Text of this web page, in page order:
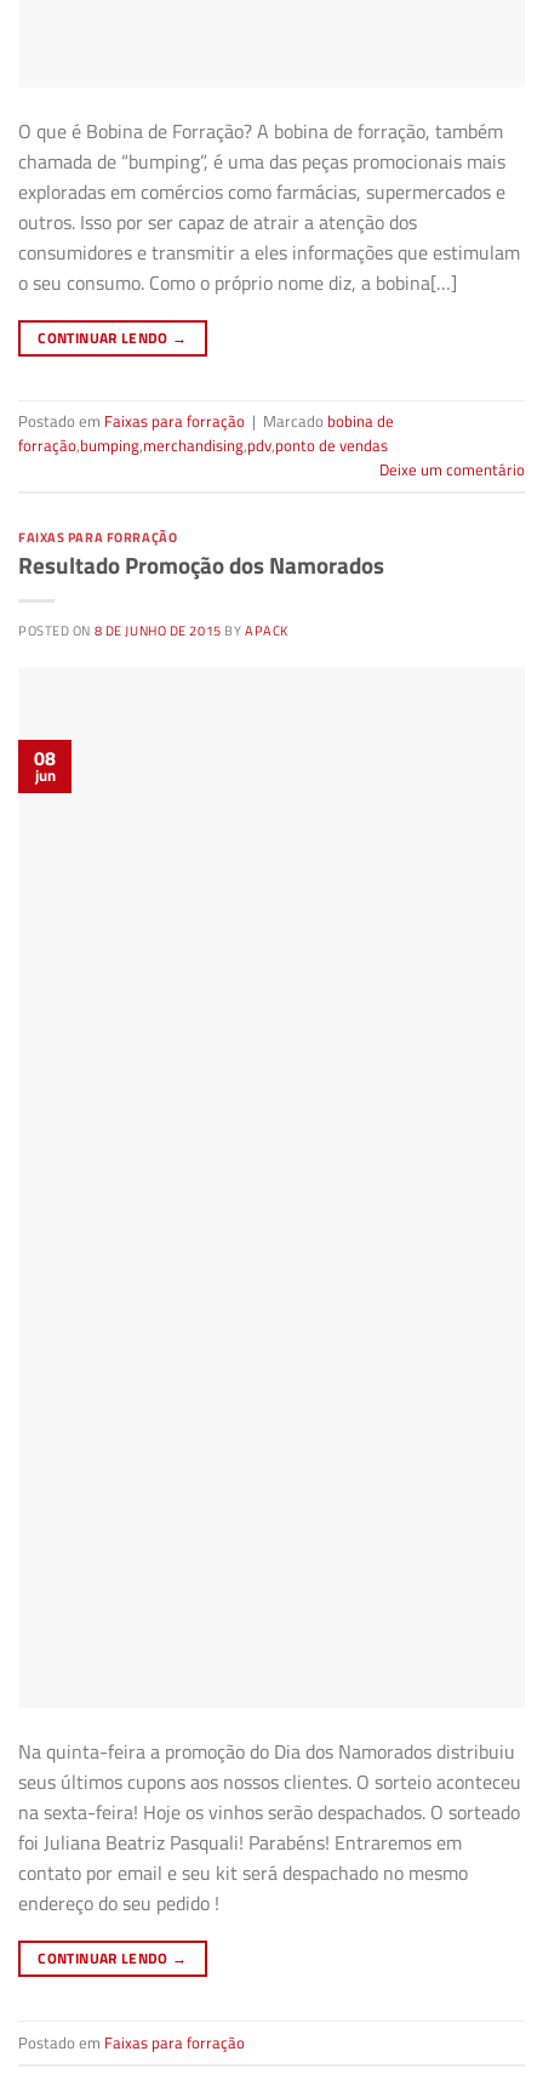
O que é Bobina de Forração? A bobina de forração, também
chamada de “bumping”, é uma das peças promocionais mais
exploradas em comércios como farmácias, supermercados e
outros. Isso por ser capaz de atrair a atenção dos
consumidores e transmitir a eles informações que estimulam
o seu consumo. Como o próprio nome diz, a bobina[…]
CONTINUAR LENDO →
Postado em Faixas para forração | Marcado bobina de
forração,bumping,merchandising,pdv,ponto de vendas
Deixe um comentário
FAIXAS PARA FORRAÇÃO
Resultado Promoção dos Namorados
POSTED ON 8 DE JUNHO DE 2015 BYAPACK
08
jun
Na quinta-feira a promoção do Dia dos Namorados distribuiu
seus últimos cupons aos nossos clientes. O sorteio aconteceu
na sexta-feira! Hoje os vinhos serão despachados. O sorteado
foi Juliana Beatriz Pasquali! Parabéns! Entraremos em
contato por email e seu kit será despachado no mesmo
endereço do seu pedido !
CONTINUAR LENDO →
Postado em Faixas para forração